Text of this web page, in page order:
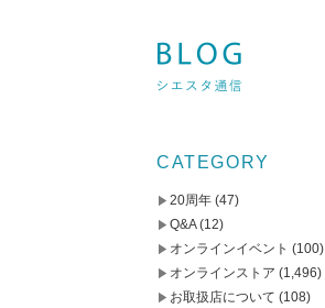
CATEGORY
20周年 (47)
Q&A(12)
オンラインイベント (100)
オンラインストア (1,496)
お取扱店について (108)